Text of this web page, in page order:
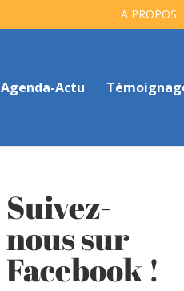
A PROPOS
Agenda-Actu
Suivez-
nous sur
Facebook !